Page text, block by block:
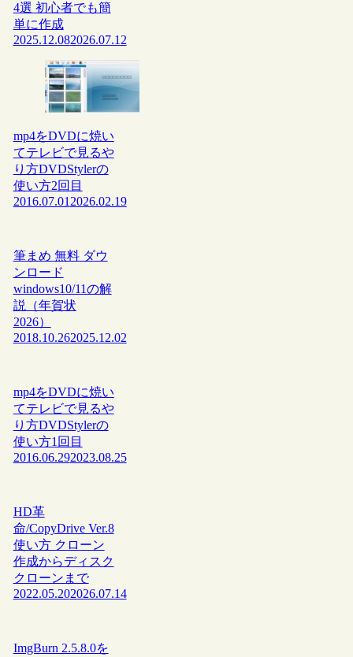
4選 初心者でも簡
単に作成
2025.12.082026.07.12
mp4をDVDに焼い
てテレビで見るや
り方DVDStylerの
使い方2回目
2016.07.012026.02.19
筆まめ 無料 ダウ
ンロード
windows10/11の解
説（年賀状
2026）
2018.10.262025.12.02
mp4をDVDに焼い
てテレビで見るや
り方DVDStylerの
使い方1回目
2016.06.292023.08.25
HD革
命/CopyDrive Ver.8
使い方 クローン
作成からディスク
クローンまで
2022.05.202026.07.14
ImgBurn 2.5.8.0を